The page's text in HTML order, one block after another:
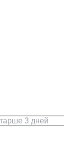
3 дней